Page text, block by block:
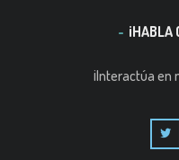
¡HABLA
¡Interactúa en